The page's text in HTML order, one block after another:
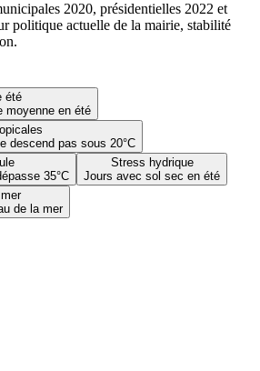
été
moyenne en été
descend pas sous 20°C
35°C
Stress hydrique
Jours avec sol sec en été
de la mer
2020, présidentielles 2022 et
politique actuelle de la mairie, stabilité